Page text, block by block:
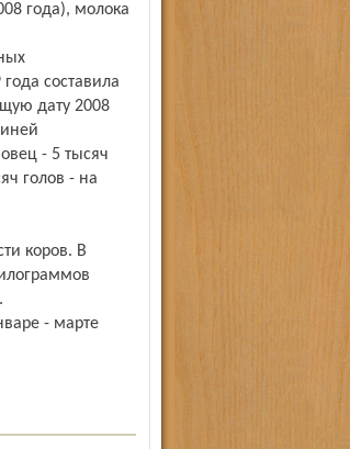
года), молока
составила
дату 2008
- 5 тысяч
голов - на
коров. В
- марте